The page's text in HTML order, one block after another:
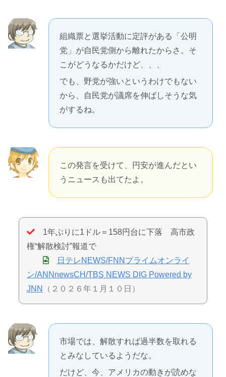
組織票と選挙活動に定評がある「公明
党」が自民党側から離れたからさ。そ
こがどうなるかだけど、、、
でも、野党が強いというわけでもない
から、自民党が議席を伸ばしそうな気
がするね。
この発言を受けて、円安が進んだとい
うニュースも出てたよ。
1年ぶりに1ドル＝158円台に下落 高市政
権“解散検討”報道で
日テレNEWS/FNNプライムオンライ
ン/ANNnewsCH/TBS NEWS DIG Powered by
JNN
（２０２６年１月１０日）
市場では、解散すれば過半数を取れる
とみなしているようだな。
だけど、今、アメリカの動きが読めな